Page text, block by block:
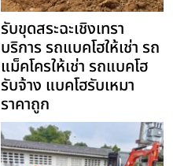
รับขุดสระฉะเชิงเทรา
บริการ รถแบคโฮให้เช่า รถ
แม็คโครให้เช่า รถแบคโฮ
รับจ้าง แบคโฮรับเหมา
ราคาถูก